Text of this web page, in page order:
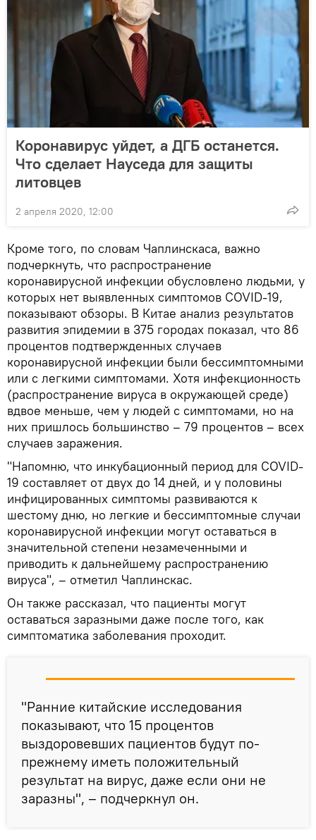
Коронавирус уйдет, а ДГБ останется.
Что сделает Науседа для защиты
литовцев
2 апреля 2020, 12:00
Кроме того, по словам Чаплинскаса, важно
подчеркнуть, что распространение
коронавирусной инфекции обусловлено людьми, у
которых нет выявленных симптомов COVID-19,
показывают обзоры. В Китае анализ результатов
развития эпидемии в 375 городах показал, что 86
процентов подтвержденных случаев
коронавирусной инфекции были бессимптомными
или с легкими симптомами. Хотя инфекционность
(распространение вируса в окружающей среде)
вдвое меньше, чем у людей с симптомами, но на
них пришлось большинство – 79 процентов – всех
случаев заражения.
"Напомню, что инкубационный период для COVID-
19 составляет от двух до 14 дней, и у половины
инфицированных симптомы развиваются к
шестому дню, но легкие и бессимптомные случаи
коронавирусной инфекции могут оставаться в
значительной степени незамеченными и
приводить к дальнейшему распространению
вируса", – отметил Чаплинскас.
Он также рассказал, что пациенты могут
оставаться заразными даже после того, как
симптоматика заболевания проходит.
"Ранние китайские исследования
показывают, что 15 процентов
выздоровевших пациентов будут по-
прежнему иметь положительный
результат на вирус, даже если они не
заразны", – подчеркнул он.